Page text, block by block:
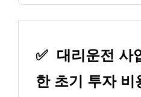
✅ 대리운전 사
한 초기 투자 비